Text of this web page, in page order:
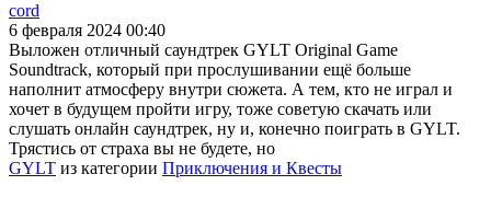
cord
6 февраля 2024 00:40
Выложен отличный саундтрек GYLT Original Game
Soundtrack, который при прослушивании ещё больше
наполнит атмосферу внутри сюжета. А тем, кто не играл и
хочет в будущем пройти игру, тоже советую скачать или
слушать онлайн саундтрек, ну и, конечно поиграть в GYLT.
Трястись от страха вы не будете, но
GYLT из категории Приключения и Квесты